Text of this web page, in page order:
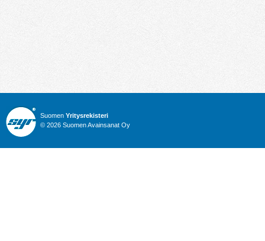
Suomen Yritysrekisteri
© 2026 Suomen Avainsanat Oy